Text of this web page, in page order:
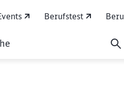
Berufstest